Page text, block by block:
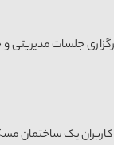
جلسات
یک ساختمان